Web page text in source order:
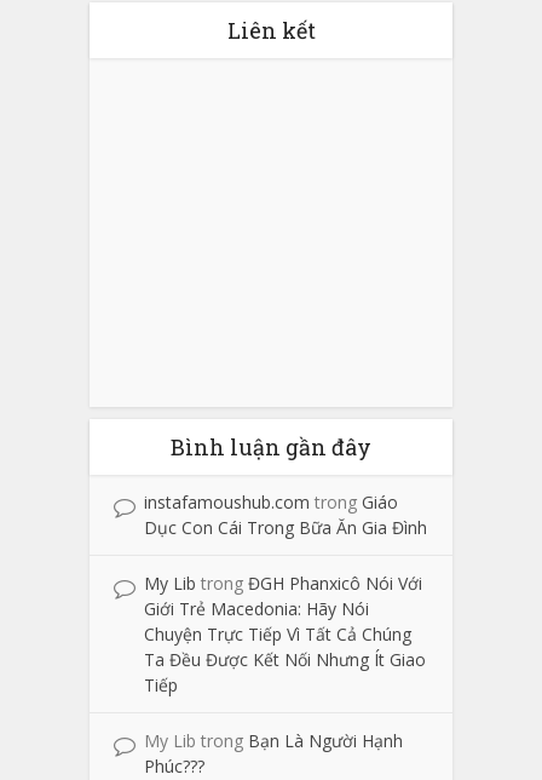
Liên kết
Bình luận gần đây
instafamoushub.com trong Giáo
Dục Con Cái Trong Bữa Ăn Gia Đình
My Lib trong ĐGH Phanxicô Nói Với
Giới Trẻ Macedonia: Hãy Nói
Chuyện Trực Tiếp Vì Tất Cả Chúng
Ta Đều Được Kết Nối Nhưng Ít Giao
Tiếp
My Lib trong Bạn Là Người Hạnh
Phúc???